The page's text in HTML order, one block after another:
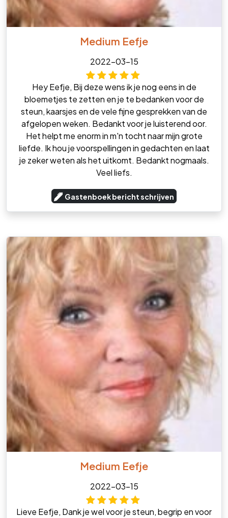
Medium Eefje
2022-03-15
Hey Eefje, Bij deze wens ik je nog eens in de
bloemetjes te zetten en je te bedanken voor de
steun, kaarsjes en de vele fijne gesprekken van de
afgelopen weken. Bedankt voor je luisterend oor.
Het helpt me enorm in m'n tocht naar mijn grote
liefde. Ik hou je voorspellingen in gedachten en laat
je zeker weten als het uitkomt. Bedankt nogmaals.
Veel liefs.
Gastenboek bericht schrijven
Medium Eefje
2022-03-15
Lieve Eefje, Dank je wel voor je steun, begrip en voor